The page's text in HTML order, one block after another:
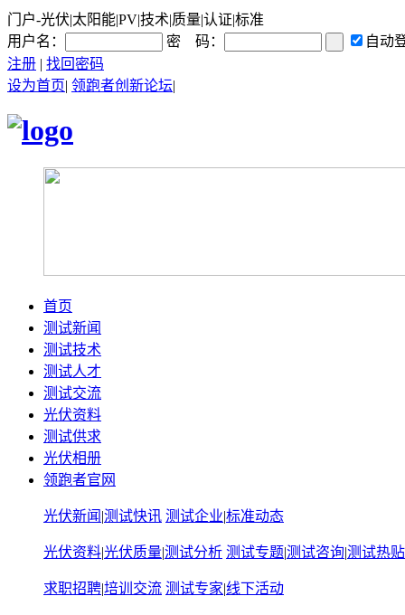
门户-光伏|太阳能|PV|技术|质量|认证|标准
用户名：
密 码：
自动
注册 | 找回密码
设为首页| 领跑者创新论坛|
首页
测试新闻
测试技术
测试人才
测试交流
光伏资料
测试供求
光伏相册
领跑者官网
光伏新闻 |测试快讯 测试企业|标准动态
光伏资料|光伏质量|测试分析 测试专题|测试咨询|测试热贴
求职招聘|培训交流 测试专家|线下活动